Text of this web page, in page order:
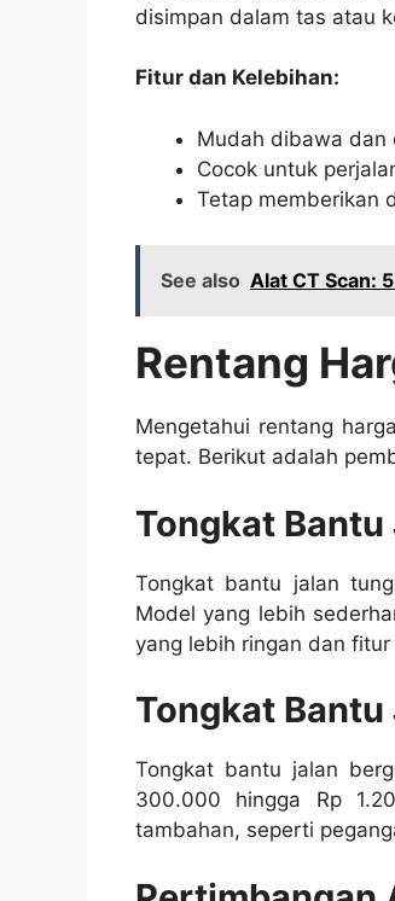
disimpan dalam tas atau
Fitur dan Kelebihan:
Mudah dibawa dan
Cocok untuk
Tetap memberikan
See also Alat CT Scan:
Rentang
Mengetahui rentang
tepat. Berikut adalah
Tongkat
Tongkat bantu jalan
Model yang lebih
yang lebih ringan dan
Tongkat
Tongkat bantu jalan
300.000 hingga Rp
tambahan, seperti